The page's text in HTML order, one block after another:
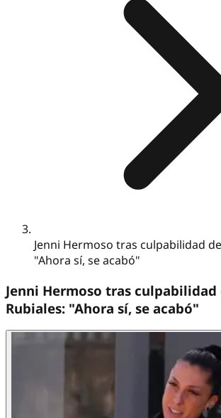
Jenni Hermoso tras culpabilidad
"Ahora sí, se acabó"
Jenni Hermoso tras culpabilidad
Rubiales: "Ahora sí, se acabó"